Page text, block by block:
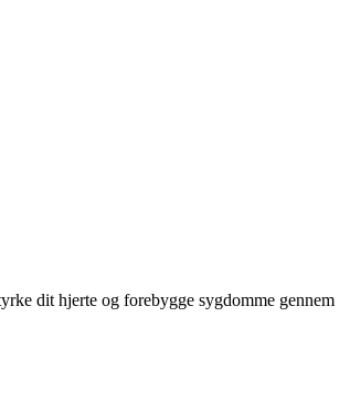
dit hjerte og forebygge sygdomme gennem